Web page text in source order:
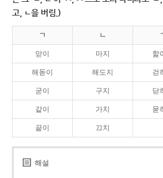
고, ㄴ을 버림.)
ㄱ ㄴ
맏이 마지 핥
해돋이 해도지 걷
굳이 구지 닫
같이 가치 묻
끝이 끄치
해설